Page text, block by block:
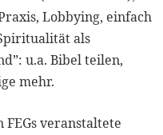
Lobbying, einfach
als
u.a. Bibel teilen,
mehr.
veranstaltete